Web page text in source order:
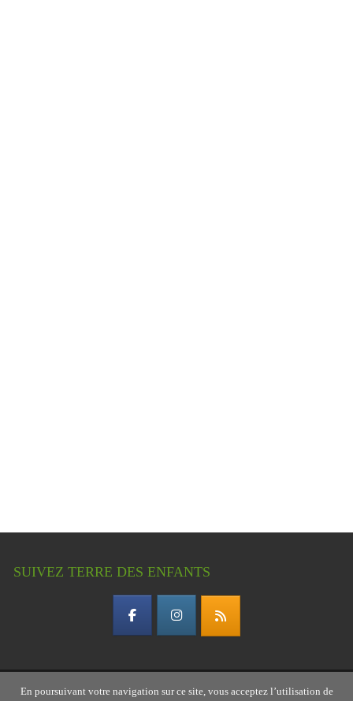
SUIVEZ TERRE DES ENFANTS
En poursuivant votre navigation sur ce site, vous acceptez l’utilisation de